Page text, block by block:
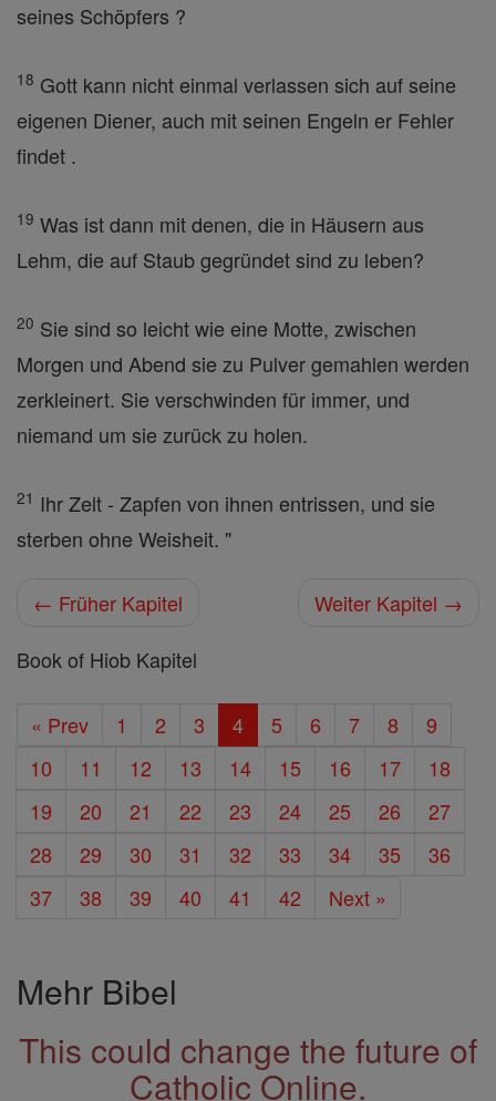
seines Schöpfers ?
18 Gott kann nicht einmal verlassen sich auf seine
eigenen Diener, auch mit seinen Engeln er Fehler
findet .
19 Was ist dann mit denen, die in Häusern aus
Lehm, die auf Staub gegründet sind zu leben?
20 Sie sind so leicht wie eine Motte, zwischen
Morgen und Abend sie zu Pulver gemahlen werden
zerkleinert. Sie verschwinden für immer, und
niemand um sie zurück zu holen.
21 Ihr Zelt - Zapfen von ihnen entrissen, und sie
sterben ohne Weisheit. "
← Früher Kapitel
Weiter Kapitel →
Book of Hiob Kapitel
« Prev 1 2 3 4 5 6 7 8
9
10
11 12 13 14 15 16 17
18
19
20 21 22 23 24 25 26
27
28
29 30 31 32 33 34 35
36
37
38 39 40 41 42 Next »
Mehr Bibel
This could change the future of
Catholic Online.